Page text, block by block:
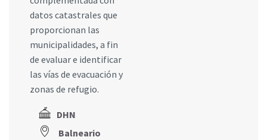
datos catastrales que
proporcionan las
municipalidades, a fin
de evaluar e identificar
las vías de evacuación y
zonas de refugio.
DHN
Balneario